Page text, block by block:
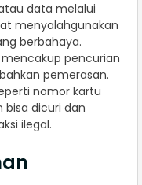
data melalui
menyalahgunakan
berbahaya.
pencurian
pemerasan.
nomor kartu
bisa dicuri dan
ilegal.